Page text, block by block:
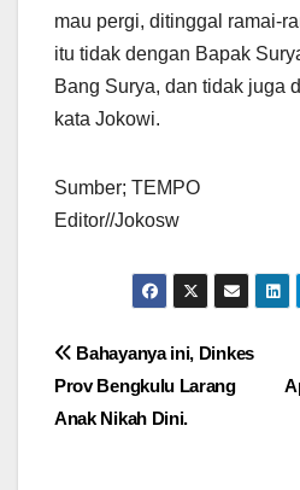
mau pergi, ditinggal ramai-
itu tidak dengan Bapak
Bang Surya, dan tidak juga
kata Jokowi.
Sumber; TEMPO
Editor//Jokosw
Navigasi
pos
Bahayanya ini, Dinkes
Prov Bengkulu Larang
Anak Nikah Dini.